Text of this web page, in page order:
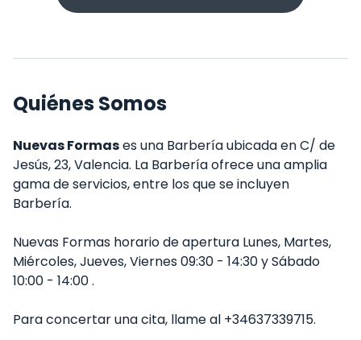
Quiénes Somos
Nuevas Formases una Barbería ubicada en C/ de
Jesús, 23, Valencia. La Barbería ofrece una amplia
gama de servicios, entre los que se incluyen
Barbería.
Nuevas Formas horario de apertura Lunes, Martes,
Miércoles, Jueves, Viernes 09:30 - 14:30 y Sábado
10:00 - 14:00 .
Para concertar una cita, llame al +34637339715.